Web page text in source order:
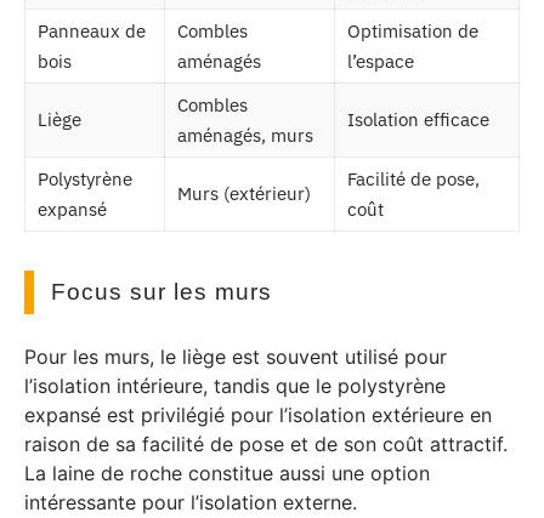
Panneaux de
bois
Combles
aménagés
Optimisation de
l’espace
Liège
Combles
aménagés, murs
Isolation efficace
Polystyrène
expansé
Murs (extérieur)
Facilité de pose,
coût
Focus sur les murs
Pour les murs, le liège est souvent utilisé pour
l’isolation intérieure, tandis que le polystyrène
expansé est privilégié pour l’isolation extérieure en
raison de sa facilité de pose et de son coût attractif.
La laine de roche constitue aussi une option
intéressante pour l’isolation externe.